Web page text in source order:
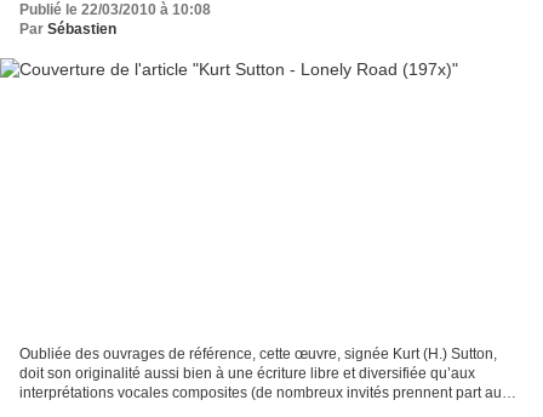
Publié le 22/03/2010 à 10:08
Par Sébastien
Oubliée des ouvrages de référence, cette œuvre, signée Kurt (H.) Sutton,
doit son originalité aussi bien à une écriture libre et diversifiée qu’aux
interprétations vocales composites (de nombreux invités prennent part au